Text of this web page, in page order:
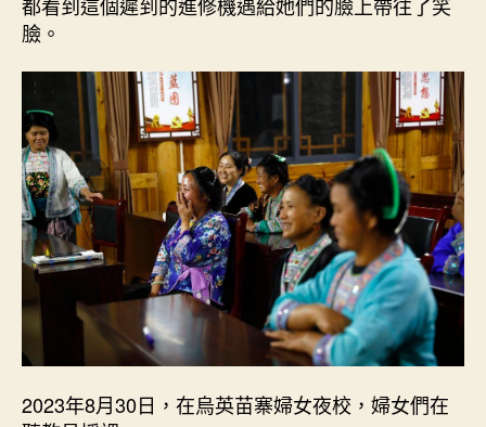
都看到這個遲到的進修機遇給她們的臉上帶往了笑
臉。
2023年8月30日，在烏英苗寨婦女夜校，婦女們在